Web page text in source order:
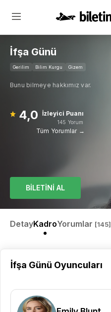
İfşa Günü
Gerilim Bilim Kurgu Gizem
Bunu bilmeye hakkımız var.
4,0 İzleyici Puanı
145 Yorum
Tüm Yorumlar →
BİLETİNİ AL
DetayKadroYorumlar [145]
İfşa Günü Oyuncuları